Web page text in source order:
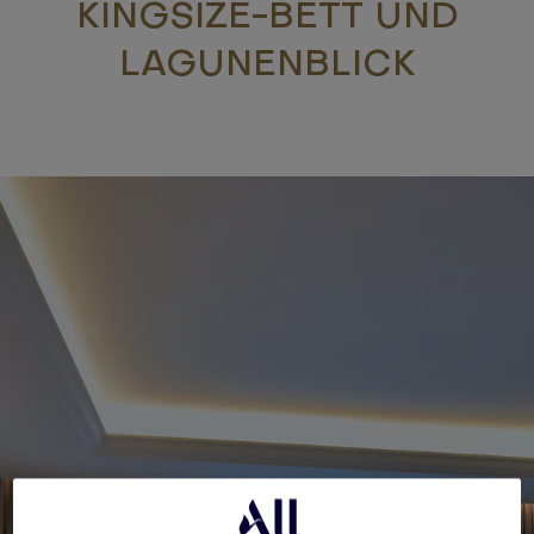
KINGSIZE-BETT UND
LAGUNENBLICK